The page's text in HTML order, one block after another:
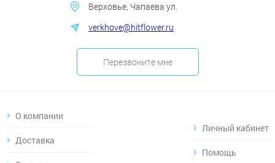
Верховье, Чапаева ул.
verkhove@hitflower.ru
Перезвоните мне
О компании
Доставка
Личный кабинет
Помощь